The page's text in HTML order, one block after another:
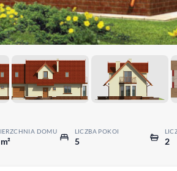
DOMU LICZBA POKOI
5 2